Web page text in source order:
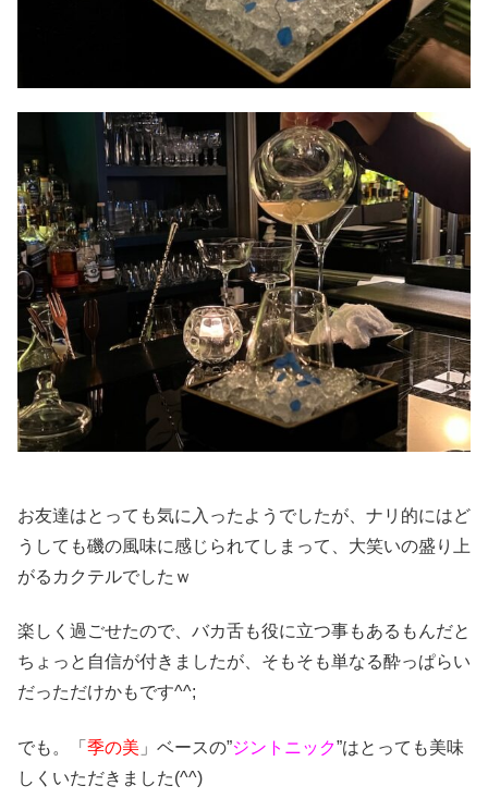
お友達はとっても気に入ったようでしたが、ナリ的にはど
うしても磯の風味に感じられてしまって、大笑いの盛り上
がるカクテルでしたｗ
楽しく過ごせたので、バカ舌も役に立つ事もあるもんだと
ちょっと自信が付きましたが、そもそも単なる酔っぱらい
だっただけかもです^^;
でも。「 季の美 」ベースの”ジントニック”はとっても美味
しくいただきました(^^)